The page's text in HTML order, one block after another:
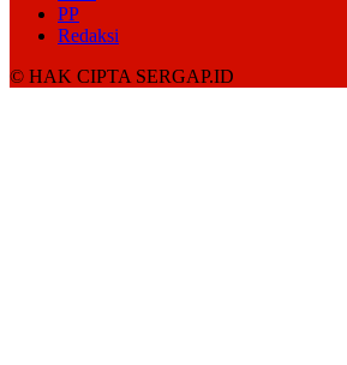
PP
Redaksi
© HAK CIPTA SERGAP.ID